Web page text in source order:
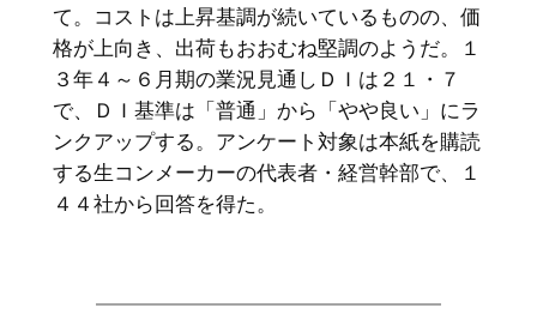
て。コストは上昇基調が続いているものの、価
格が上向き、出荷もおおむね堅調のようだ。１
３年４～６月期の業況見通しＤＩは２１・７
で、ＤＩ基準は「普通」から「やや良い」にラ
ンクアップする。アンケート対象は本紙を購読
する生コンメーカーの代表者・経営幹部で、１
４４社から回答を得た。